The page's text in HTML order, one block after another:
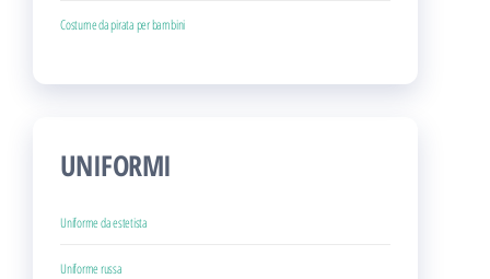
Costume da pirata per bambini
UNIFORMI
Uniforme da estetista
Uniforme russa